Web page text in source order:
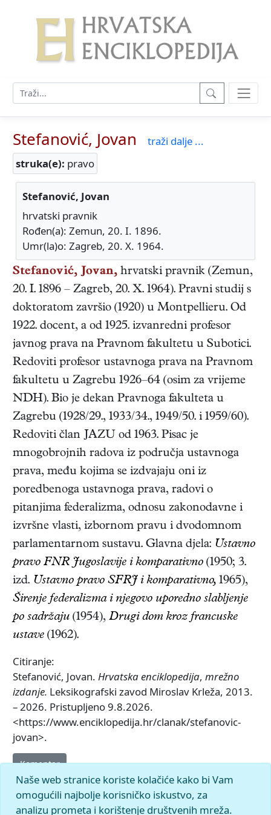
Stefanović, Jovan
traži dalje ...
struka(e): pravo
Stefanović, Jovan
hrvatski pravnik
Rođen(a): Zemun, 20. I. 1896.
Umr(la)o: Zagreb, 20. X. 1964.
Stefanović, Jovan, hrvatski pravnik (Zemun,
20. I. 1896 – Zagreb, 20. X. 1964). Pravni studij s
doktoratom završio (1920) u Montpellieru. Od
1922. docent, a od 1925. izvanredni profesor
javnog prava na Pravnom fakultetu u Subotici.
Redoviti profesor ustavnoga prava na Pravnom
fakultetu u Zagrebu 1926–64 (osim za vrijeme
NDH). Bio je dekan Pravnoga fakulteta u
Zagrebu (1928/29., 1933/34., 1949/50. i 1959/60).
Redoviti član JAZU od 1963. Pisac je
mnogobrojnih radova iz područja ustavnoga
prava, među kojima se izdvajaju oni iz
poredbenoga ustavnoga prava, radovi o
pitanjima federalizma, odnosu zakonodavne i
izvršne vlasti, izbornom pravu i dvodomnom
parlamentarnom sustavu. Glavna djela: Ustavno
pravo FNR Jugoslavije i komparativno (1950; 3.
izd. Ustavno pravo SFRJ i komparativno, 1965),
Širenje federalizma i njegovo uporedno slabljenje
po sadržaju (1954), Drugi dom kroz francuske
ustave (1962).
Citiranje:
Stefanović, Jovan. Hrvatska enciklopedija, mrežno
izdanje. Leksikografski zavod Miroslav Krleža, 2013.
– 2026. Pristupljeno 9.8.2026.
<https://www.enciklopedija.hr/clanak/stefanovic-
jovan>.
Komentar
Naše web stranice koriste kolačiće kako bi Vam
omogućili najbolje korisničko iskustvo, za
analizu prometa i korištenje društvenih mreža.